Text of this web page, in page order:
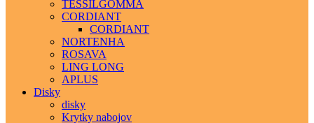
TESSILGOMMA
CORDIANT
CORDIANT
NORTENHA
ROSAVA
LING LONG
APLUS
Disky
disky
Krytky nabojov